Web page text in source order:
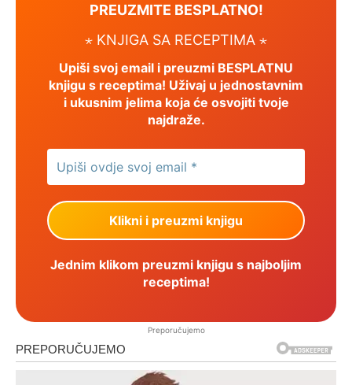
PREUZMITE BESPLATNO!
⋆ KNJIGA SA RECEPTIMA ⋆
Upiši svoj email i preuzmi BESPLATNU
knjigu s receptima! Uživaj u jednostavnim
i ukusnim jelima koja će osvojiti tvoje
najdraže.
Jednim klikom preuzmi knjigu s najboljim
receptima!
Preporučujemo